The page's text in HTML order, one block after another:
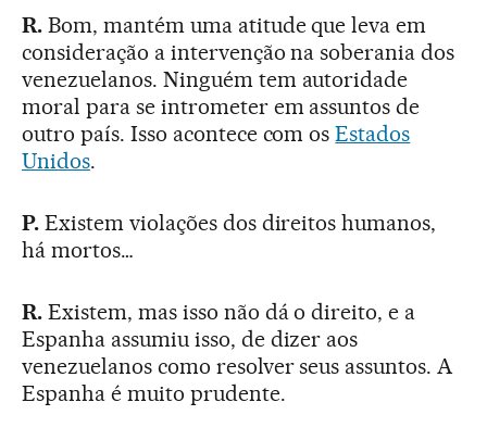
R.Bom, mantém uma atitude que leva em
consideração a intervenção na soberania dos
venezuelanos. Ninguém tem autoridade
moral para se intrometer em assuntos de
outro país. Isso acontece com osEstados
Unidos.
P.Existem violações dos direitos humanos,
há mortos…
R.Existem, mas isso não dá o direito, e a
Espanha assumiu isso, de dizer aos
venezuelanos como resolver seus assuntos. A
Espanha é muito prudente.